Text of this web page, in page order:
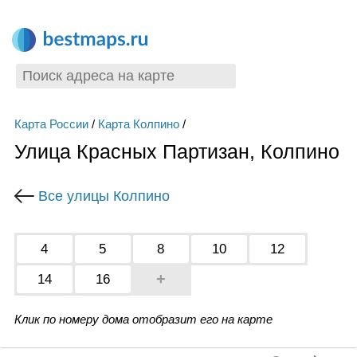
Карта России/ Карта Колпино/
Улица Красных Партизан, Колпино
Все улицы Колпино
4 5 8 10
12
14
16 +
Клик по номеру дома отобразит его на карте